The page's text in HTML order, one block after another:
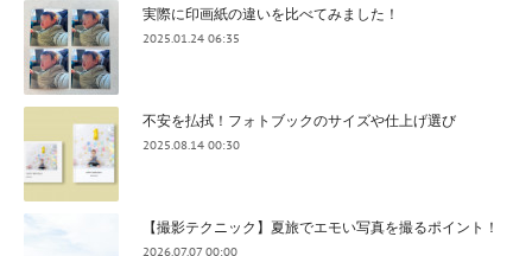
実際に印画紙の違いを比べてみました！
2025.01.24 06:35
不安を払拭！フォトブックのサイズや仕上げ選び
2025.08.14 00:30
【撮影テクニック】夏旅でエモい写真を撮るポイント！
2026.07.07 00:00